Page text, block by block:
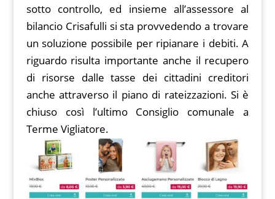
sotto controllo, ed insieme all’assessore al
bilancio Crisafulli si sta provvedendo a trovare
un soluzione possibile per ripianare i debiti. A
riguardo risulta importante anche il recupero
di risorse dalle tasse dei cittadini creditori
anche attraverso il piano di rateizzazioni. Si è
chiuso così l’ultimo Consiglio comunale a
Terme Vigliatore.